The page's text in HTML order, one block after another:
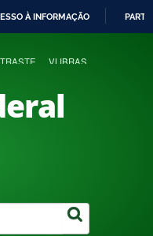
À INFORMAÇÃO
VLIBRAS